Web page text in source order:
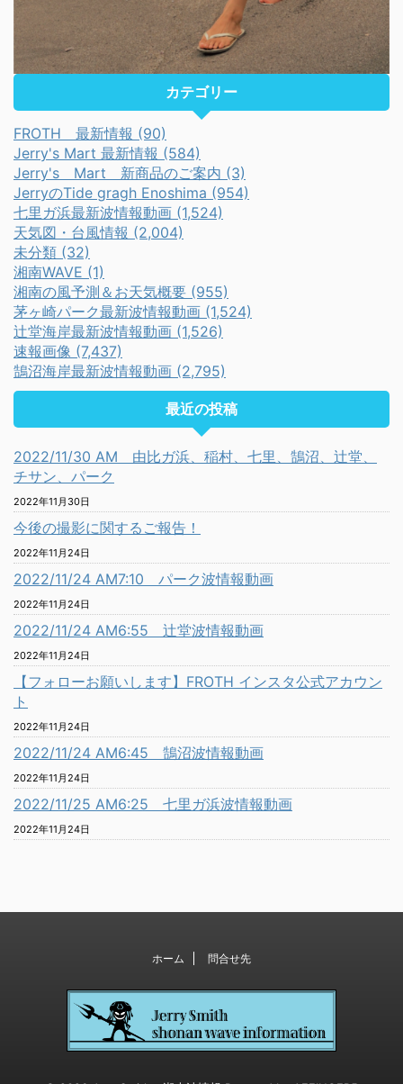
カテゴリー
FROTH 最新情報 (90)
Jerry's Mart 最新情報 (584)
Jerry's Mart 新商品のご案内 (3)
JerryのTide gragh Enoshima (954)
七里ガ浜最新波情報動画 (1,524)
天気図・台風情報 (2,004)
未分類 (32)
湘南WAVE (1)
湘南の風予測＆お天気概要 (955)
茅ヶ崎パーク最新波情報動画 (1,524)
辻堂海岸最新波情報動画 (1,526)
速報画像 (7,437)
鵠沼海岸最新波情報動画 (2,795)
最近の投稿
2022/11/30 AM 由比ガ浜、稲村、七里、鵠沼、辻堂、
チサン、パーク
2022年11月30日
今後の撮影に関するご報告！
2022年11月24日
2022/11/24 AM7:10 パーク波情報動画
2022年11月24日
2022/11/24 AM6:55 辻堂波情報動画
2022年11月24日
【フォローお願いします】FROTH インスタ公式アカウン
ト
2022年11月24日
2022/11/24 AM6:45 鵠沼波情報動画
2022年11月24日
2022/11/25 AM6:25 七里ガ浜波情報動画
2022年11月24日
ホーム 問合せ先